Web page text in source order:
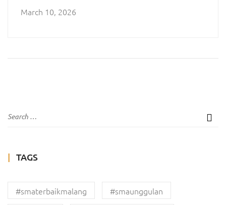
Seleksi Prestasi”
March 10, 2026
TAGS
#smaterbaikmalang
#smaunggulan